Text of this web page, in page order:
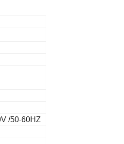
/50-60HZ